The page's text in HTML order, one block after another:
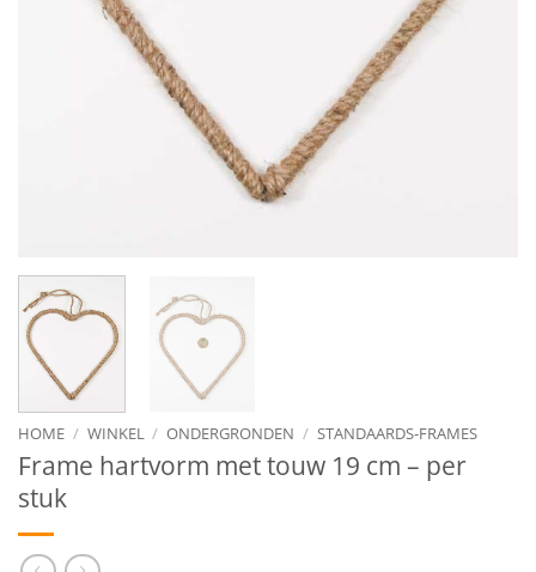
HOME / WINKEL / ONDERGRONDEN / STANDAARDS-FRAMES
Frame hartvorm met touw 19 cm – per
stuk